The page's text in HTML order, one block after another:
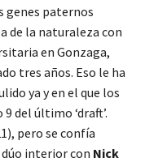
genes paternos
de la naturaleza con
en Gonzaga,
tres años. Eso le ha
ya y en el que los
del último ‘draft’.
pero se confía
interior con Nick